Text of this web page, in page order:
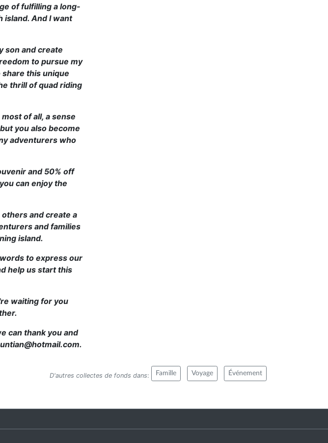
of fulfilling a long-
island. And I want
son and create
to pursue my
this unique
thrill of quad riding
of all, a sense
you also become
adventurers who
and 50% off
can enjoy the
and create a
and families
island.
to express our
help us start this
waiting for you
can thank you and
.
D'autres collectes de fonds dans: Famille Voyage Événement